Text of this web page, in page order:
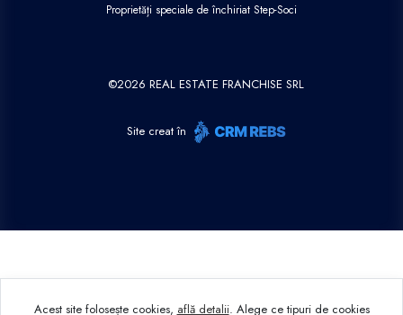
Proprietăți speciale de închiriat Step-Soci
©2026 REAL ESTATE FRANCHISE SRL
Site creat în
Acest site folosește cookies, află detalii. Alege ce tipuri de cookies